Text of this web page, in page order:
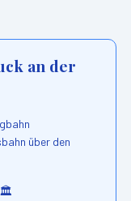
an der
über den
🏛️